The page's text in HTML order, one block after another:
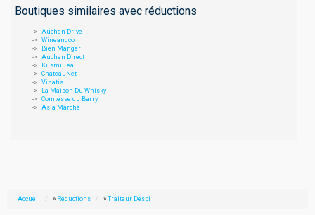
Boutiques similaires avec réductions
Auchan Drive
Wineandco
Bien Manger
Auchan Direct
Kusmi Tea
ChateauNet
Vinatis
La Maison Du Whisky
Comtesse du Barry
Asia Marché
Accueil » Réductions » Traiteur Despi